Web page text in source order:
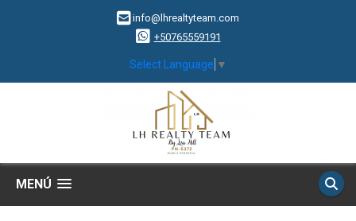
info@lhrealtyteam.com
+50765559191
Select Language ▼
MENÚ